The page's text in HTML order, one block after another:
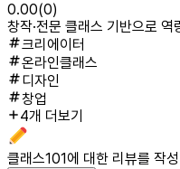
0.00(0)
창작·전문 클래스 기반으로
크리에이터
온라인클래스
디자인
창업
4개 더보기
클래스101에 대한 리뷰를 작